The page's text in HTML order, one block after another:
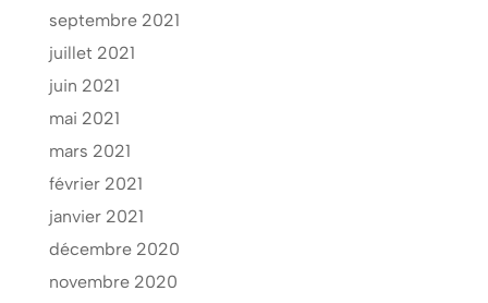
septembre 2021
juillet 2021
juin 2021
mai 2021
mars 2021
février 2021
janvier 2021
décembre 2020
novembre 2020